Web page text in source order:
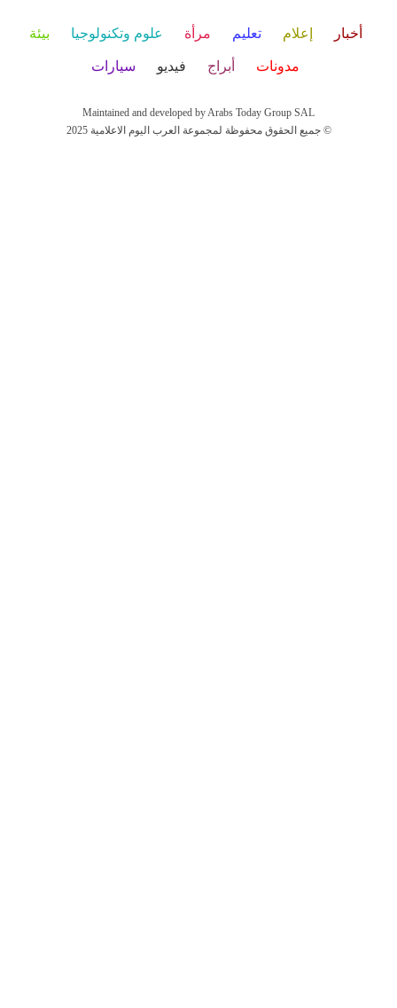
أخبار إعلام تعليم مرأة علوم وتكنولوجيا بيئة
مدونات أبراج فيديو سيارات
Maintained and developed by Arabs Today Group SAL
جميع الحقوق محفوظة لمجموعة العرب اليوم الاعلامية 2025 ©